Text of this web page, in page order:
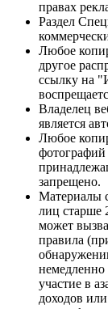
правах
Раздел
Любое
другое
ссылку на
Владелец
является
Любое
фотографий
запрещено.
Материалы
лиц старше
может
правила
немедленно
участие в
доходов